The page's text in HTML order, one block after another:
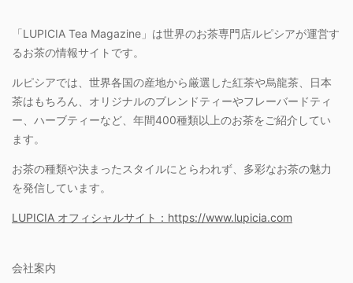
「LUPICIA Tea Magazine」は世界のお茶専門店ルピシアが運営す
るお茶の情報サイトです。
ルピシアでは、世界各国の産地から厳選した紅茶や烏龍茶、日本
茶はもちろん、オリジナルのブレンドティーやフレーバードティ
ー、ハーブティーなど、年間400種類以上のお茶をご紹介してい
ます。
お茶の種類や決まったスタイルにとらわれず、多彩なお茶の魅力
を発信しています。
LUPICIA オフィシャルサイト：https://www.lupicia.com
会社案内